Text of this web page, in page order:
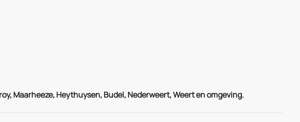
Maarheeze, Heythuysen, Budel, Nederweert, Weert en omgeving.